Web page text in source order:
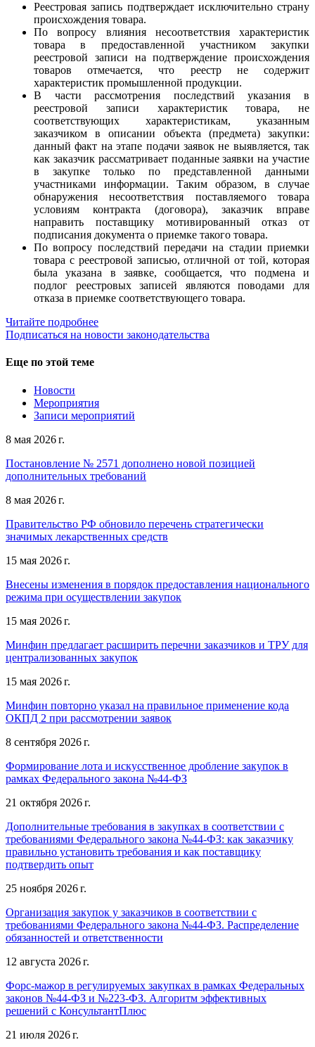
Реестровая запись подтверждает исключительно страну
происхождения товара.
По вопросу влияния несоответствия характеристик
товара в предоставленной участником закупки
реестровой записи на подтверждение происхождения
товаров отмечается, что реестр не содержит
характеристик промышленной продукции.
В части рассмотрения последствий указания в
реестровой записи характеристик товара, не
соответствующих характеристикам, указанным
заказчиком в описании объекта (предмета) закупки:
данный факт на этапе подачи заявок не выявляется, так
как заказчик рассматривает поданные заявки на участие
в закупке только по представленной данными
участниками информации. Таким образом, в случае
обнаружения несоответствия поставляемого товара
условиям контракта (договора), заказчик вправе
направить поставщику мотивированный отказ от
подписания документа о приемке такого товара.
По вопросу последствий передачи на стадии приемки
товара с реестровой записью, отличной от той, которая
была указана в заявке, сообщается, что подмена и
подлог реестровых записей являются поводами для
отказа в приемке соответствующего товара.
Читайте подробнее
Подписаться на новости законодательства
Еще по этой теме
Новости
Мероприятия
Записи мероприятий
8 мая 2026 г.
Постановление № 2571 дополнено новой позицией
дополнительных требований
8 мая 2026 г.
Правительство РФ обновило перечень стратегически
значимых лекарственных средств
15 мая 2026 г.
Внесены изменения в порядок предоставления национального
режима при осуществлении закупок
15 мая 2026 г.
Минфин предлагает расширить перечни заказчиков и ТРУ для
централизованных закупок
15 мая 2026 г.
Минфин повторно указал на правильное применение кода
ОКПД 2 при рассмотрении заявок
8 сентября 2026 г.
Формирование лота и искусственное дробление закупок в
рамках Федерального закона №44-ФЗ
21 октября 2026 г.
Дополнительные требования в закупках в соответствии с
требованиями Федерального закона №44-ФЗ: как заказчику
правильно установить требования и как поставщику
подтвердить опыт
25 ноября 2026 г.
Организация закупок у заказчиков в соответствии с
требованиями Федерального закона №44-ФЗ. Распределение
обязанностей и ответственности
12 августа 2026 г.
Форс-мажор в регулируемых закупках в рамках Федеральных
законов №44-ФЗ и №223-ФЗ. Алгоритм эффективных
решений с КонсультантПлюс
21 июля 2026 г.